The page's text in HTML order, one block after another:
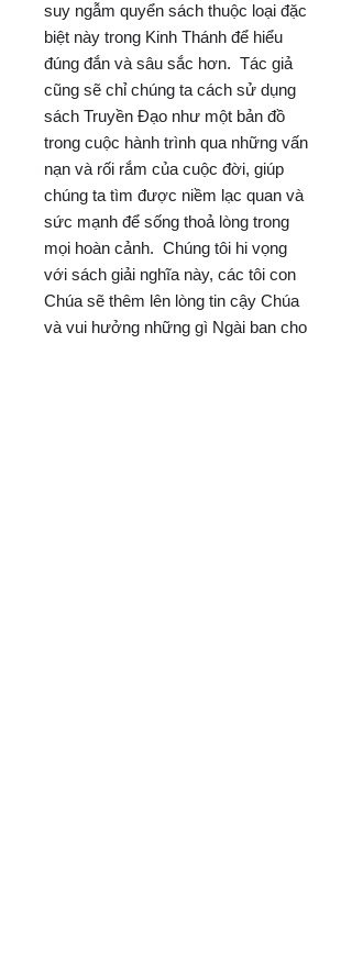
suy ngẫm quyển sách thuộc loại đặc
biệt này trong Kinh Thánh để hiểu
đúng đắn và sâu sắc hơn. Tác giả
cũng sẽ chỉ chúng ta cách sử dụng
sách Truyền Đạo như một bản đồ
trong cuộc hành trình qua những vấn
nạn và rối rắm của cuộc đời, giúp
chúng ta tìm được niềm lạc quan và
sức mạnh để sống thoả lòng trong
mọi hoàn cảnh. Chúng tôi hi vọng
với sách giải nghĩa này, các tôi con
Chúa sẽ thêm lên lòng tin cậy Chúa
và vui hưởng những gì Ngài ban cho